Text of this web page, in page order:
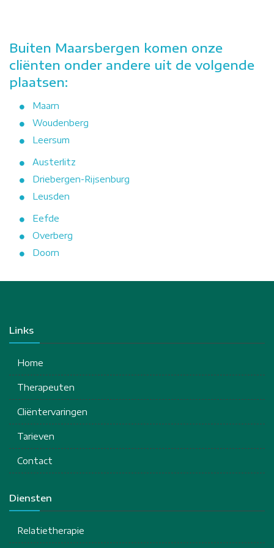
Buiten Maarsbergen komen onze
cliënten onder andere uit de volgende
plaatsen:
Maarn
Woudenberg
Leersum
Austerlitz
Driebergen-Rijsenburg
Leusden
Eefde
Overberg
Doorn
Links
Home
Therapeuten
Cliëntervaringen
Tarieven
Contact
Diensten
Relatietherapie